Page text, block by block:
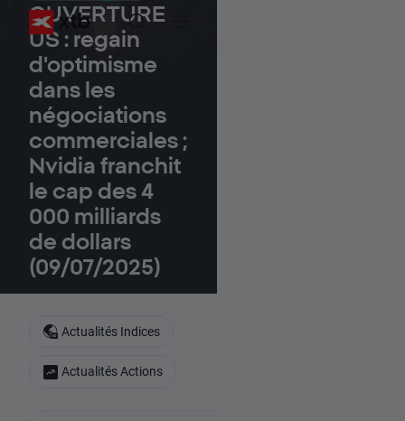
OUVERTURE
US : regain
d'optimisme
dans les
négociations
commerciales ;
Nvidia franchit
le cap des 4
000 milliards
de dollars
(09/07/2025)
Actualités Indices
Actualités Actions